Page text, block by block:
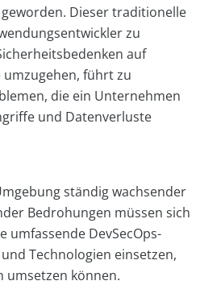
Dieser traditionelle
zu
auf
führt zu
die ein Unternehmen
und Datenverluste
ständig wachsender
Bedrohungen müssen sich
umfassende DevSecOps-
Technologien einsetzen,
umsetzen können.